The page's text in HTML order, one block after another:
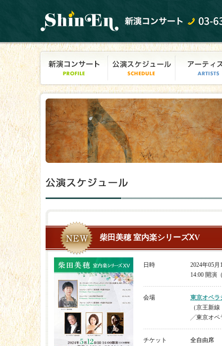
柴田美穂 室内楽シリーズⅩV
日時
2024年05
14:00 開演
会場
東京オペラ
（京王新
╱東京オペ
チケット
全自由席